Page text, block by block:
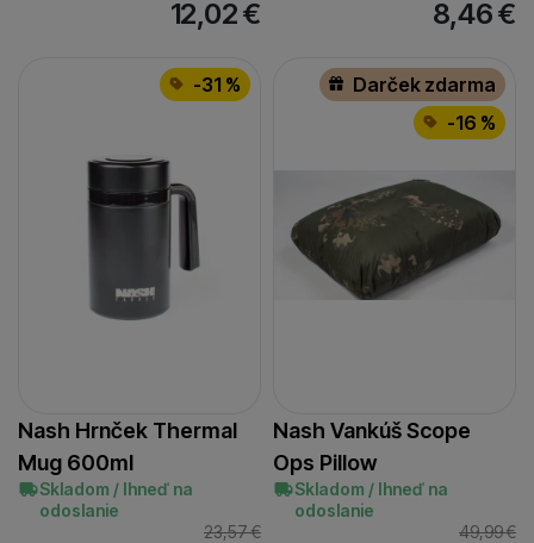
12,02€ 8,46€
-31 %
Nash Hrnček Thermal
Mug 600ml
Skladom / Ihneď na
odoslanie
23,57€
Darček zdarma
-16 %
Nash Vankúš Scope
Ops Pillow
Skladom / Ihneď na
odoslanie
49,99€